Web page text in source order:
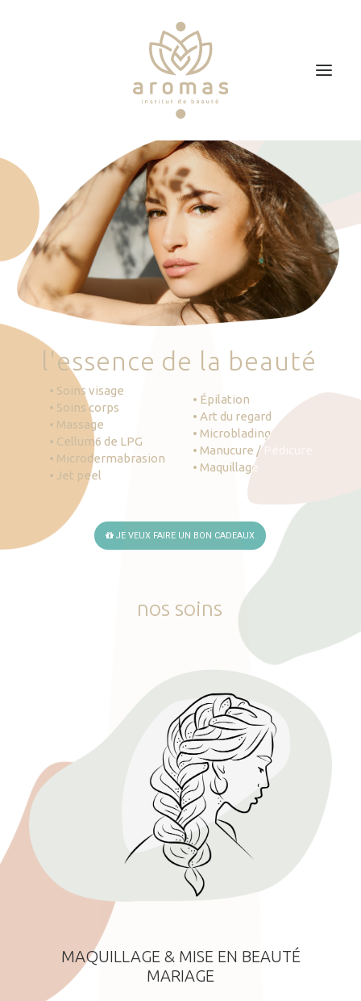
Soins
Je veux faire un bon cadeau
Plan d’accès
Prendre RDV
'essence de la beauté
• Soins visage
• Soins corps
• Massage
• Cellum6 de LPG
• Microdermabrasion
• Jet peel
• Épilation
• Art du regard
• Microblading
• Manucure / Pédicure
• Maquillage
JE VEUX FAIRE UN BON CADEAUX
nos soins
MAQUILLAGE & MISE EN BEAUTÉ
MARIAGE